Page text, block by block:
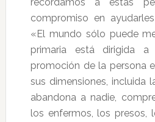
compromiso en
«El mundo sólo puede
primaria está dirigida
promoción de la persona
sus dimensiones, incluida
abandona a nadie,
los enfermos, los presos,